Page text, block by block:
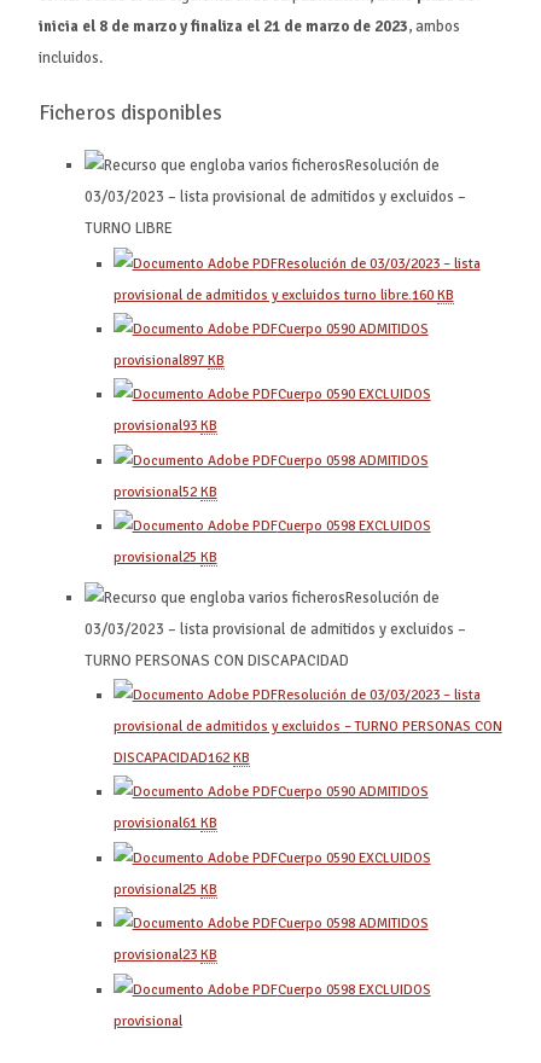
inicia el 8 de marzo y finaliza el 21 de marzo de 2023, ambos
incluidos.
Ficheros disponibles
Resolución de
03/03/2023 – lista provisional de admitidos y excluidos –
TURNO LIBRE
Resolución de 03/03/2023 – lista
provisional de admitidos y excluidos turno libre. 160 KB
Cuerpo 0590 ADMITIDOS
provisional897 KB
Cuerpo 0590 EXCLUIDOS
provisional93 KB
Cuerpo 0598 ADMITIDOS
provisional52 KB
Cuerpo 0598 EXCLUIDOS
provisional25 KB
Resolución de
03/03/2023 – lista provisional de admitidos y excluidos –
TURNO PERSONAS CON DISCAPACIDAD
Resolución de 03/03/2023 – lista
provisional de admitidos y excluidos – TURNO PERSONAS CON
DISCAPACIDAD162 KB
Cuerpo 0590 ADMITIDOS
provisional61 KB
Cuerpo 0590 EXCLUIDOS
provisional25 KB
Cuerpo 0598 ADMITIDOS
provisional23 KB
Cuerpo 0598 EXCLUIDOS
provisional